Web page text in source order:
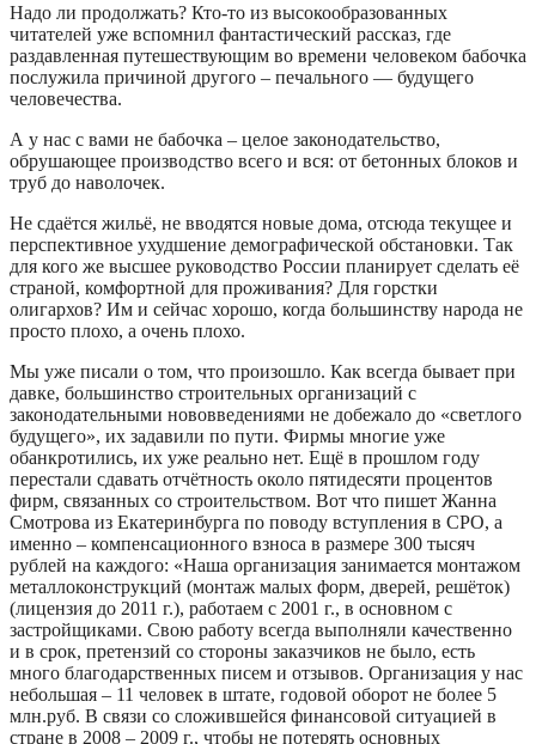
Надо ли продолжать? Кто-то из высокообразованных
читателей уже вспомнил фантастический рассказ, где
раздавленная путешествующим во времени человеком бабочка
послужила причиной другого – печального — будущего
человечества.
А у нас с вами не бабочка – целое законодательство,
обрушающее производство всего и вся: от бетонных блоков и
труб до наволочек.
Не сдаётся жильё, не вводятся новые дома, отсюда текущее и
перспективное ухудшение демографической обстановки. Так
для кого же высшее руководство России планирует сделать её
страной, комфортной для проживания? Для горстки
олигархов? Им и сейчас хорошо, когда большинству народа не
просто плохо, а очень плохо.
Мы уже писали о том, что произошло. Как всегда бывает при
давке, большинство строительных организаций с
законодательными нововведениями не добежало до «светлого
будущего», их задавили по пути. Фирмы многие уже
обанкротились, их уже реально нет. Ещё в прошлом году
перестали сдавать отчётность около пятидесяти процентов
фирм, связанных со строительством. Вот что пишет Жанна
Смотрова из Екатеринбурга по поводу вступления в СРО, а
именно – компенсационного взноса в размере 300 тысяч
рублей на каждого: «Наша организация занимается монтажом
металлоконструкций (монтаж малых форм, дверей, решёток)
(лицензия до 2011 г.), работаем с 2001 г., в основном с
застройщиками. Свою работу всегда выполняли качественно
и в срок, претензий со стороны заказчиков не было, есть
много благодарственных писем и отзывов. Организация у нас
небольшая – 11 человек в штате, годовой оборот не более 5
млн.руб. В связи со сложившейся финансовой ситуацией в
стране в 2008 – 2009 г., чтобы не потерять основных